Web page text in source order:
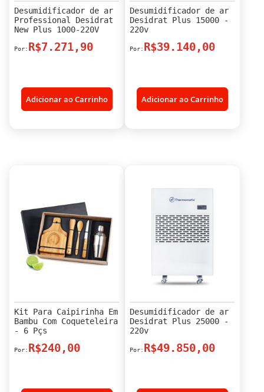
Desumidificador de ar
Professional Desidrat
New Plus 1000-220V
R$7.271,90
Adicionar ao Carrinho
Desumidificador de ar
Desidrat Plus 15000 -
220v
R$39.140,00
Adicionar ao Carrinho
Kit Para Caipirinha Em
Bambu Com Coqueteleira
- 6 Pçs
R$240,00
Desumidificador de ar
Desidrat Plus 25000 -
220v
R$49.850,00